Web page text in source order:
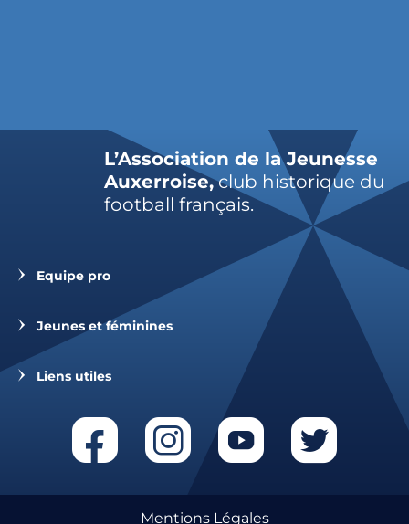
L’Association de la Jeunesse
Auxerroise,club historique du
football français.
Equipe pro
Jeunes et féminines
Liens utiles
Mentions Légales